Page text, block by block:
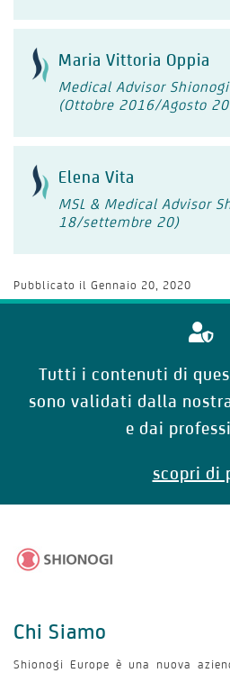
Maria Vittoria Oppia
Medical Advisor Shionogi
(Ottobre 2016/Agosto
Elena Vita
MSL & Medical Advisor
18/settembre 20)
Pubblicato il Gennaio 20, 2020
Tutti i contenuti di
sono validati dalla
e dai
scopri di
Chi Siamo
Shionogi Europe è una nuova